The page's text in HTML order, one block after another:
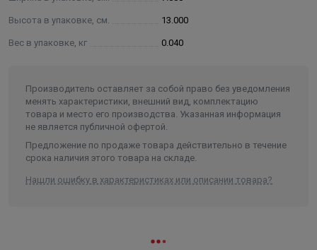
Высота в упаковке, см. 13.000
Вес в упаковке, кг 0.040
Производитель оставляет за собой право без уведомления
менять характеристики, внешний вид, комплектацию
товара и место его производства. Указанная информация
не является публичной офертой.
Предложение по продаже товара действительно в течение
срока наличия этого товара на складе.
Нашли ошибку в характеристиках или описании товара?